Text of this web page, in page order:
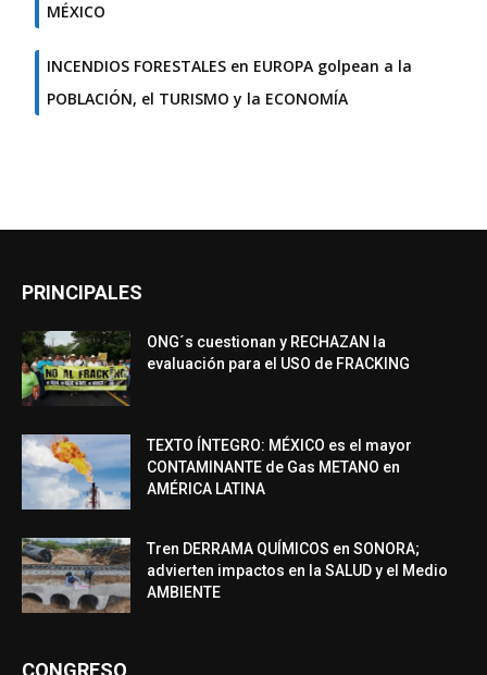
MÉXICO
INCENDIOS FORESTALES en EUROPA golpean a la
POBLACIÓN, el TURISMO y la ECONOMÍA
PRINCIPALES
ONG´s cuestionan y RECHAZAN la
evaluación para el USO de FRACKING
TEXTO ÍNTEGRO: MÉXICO es el mayor
CONTAMINANTE de Gas METANO en
AMÉRICA LATINA
Tren DERRAMA QUÍMICOS en SONORA;
advierten impactos en la SALUD y el Medio
AMBIENTE
CONGRESO